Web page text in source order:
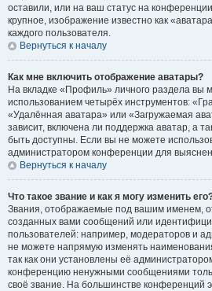
оставили, или на ваш статус на
крупное, изображение известно как
каждого пользователя.
Вернуться к началу
Как мне включить отображение аватары?
На вкладке «Профиль» личного раздела вы
использованием четырёх инструментов:
«Удалённая аватара» или «Загружаемая
зависит, включена ли поддержка аватар, а
быть доступны. Если вы не можете
администратором конференции для
Вернуться к началу
Что такое звание и как я могу изменить
Звания, отображаемые под вашим именем,
созданных вами сообщений или
пользователей: например, модераторов и
не можете напрямую изменять
так как они установлены её
конференцию ненужными сообщениями
своё звание. На большинстве конференций